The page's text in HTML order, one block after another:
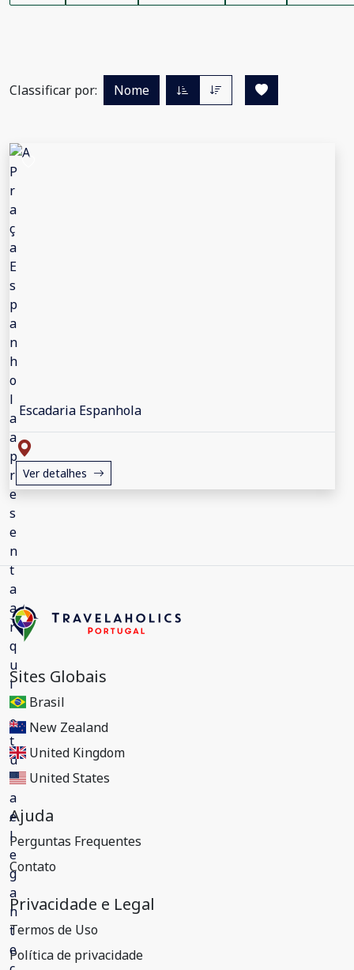
Classificar por: Nome
Escadaria Espanhola
Ver detalhes
Sites Globais
Brasil
New Zealand
United Kingdom
United States
Ajuda
Perguntas Frequentes
Contato
Privacidade e Legal
Termos de Uso
Política de privacidade